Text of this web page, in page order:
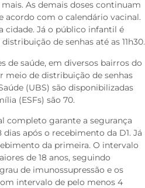
As demais doses continuam
acordo com o calendário vacinal.
cidade. Já o público infantil é
de senhas até as 11h30.
de saúde, em diversos bairros do
meio de distribuição de senhas
(UBS) são disponibilizadas
(ESFs) são 70.
completo garante a segurança
após o recebimento da D1. Já
da primeira. O intervalo
de 18 anos, seguindo
de imunossupressão e os
intervalo de pelo menos 4